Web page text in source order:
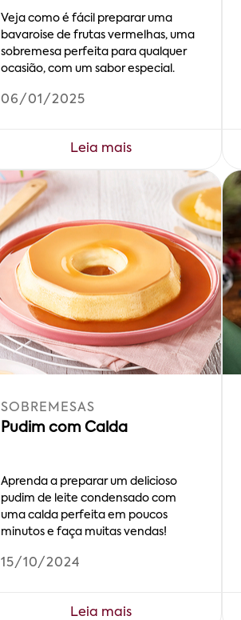
Veja como é fácil preparar uma
bavaroise de frutas vermelhas, uma
sobremesa perfeita para qualquer
ocasião, com um sabor especial.
06/01/2025
Leia mais
SOBREMESAS
Pudim com Calda
Aprenda a preparar um delicioso
pudim de leite condensado com
uma calda perfeita em poucos
minutos e faça muitas vendas!
15/10/2024
Leia mais